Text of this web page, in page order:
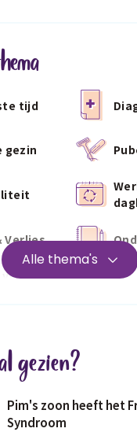
tijd
gezin
Verlies
voor
Alle thema's
gezien?
Pim's zoon heeft het
Syndroom